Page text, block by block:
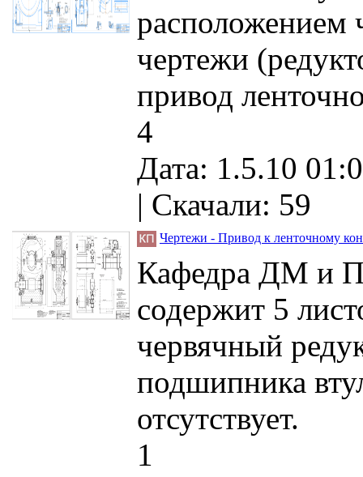
расположением
чертежи
привод
4
Дата: 1.5.10
| Скачали: 59
Чертежи - Привод к ленточному
Кафедра ДМ и
содержит 5
червячный
подшипника
отсутствует.
1